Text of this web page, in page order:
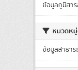
ข้อมูลภูมิสา
หมวดห
ข้อมูลสาธา